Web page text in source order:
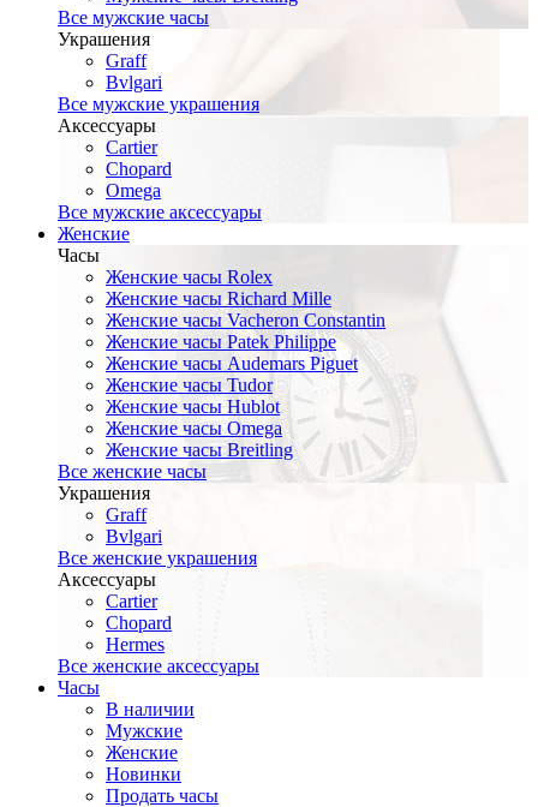
Все мужские часы
Украшения
Graff
Bvlgari
Все мужские украшения
Аксессуары
Cartier
Chopard
Omega
Все мужские аксессуары
Женские
Часы
Женские часы Rolex
Женские часы Richard Mille
Женские часы Vacheron Constantin
Женские часы Patek Philippe
Женские часы Audemars Piguet
Женские часы Tudor
Женские часы Hublot
Женские часы Omega
Женские часы Breitling
Все женские часы
Украшения
Graff
Bvlgari
Все женские украшения
Аксессуары
Cartier
Chopard
Hermes
Все женские аксессуары
Часы
В наличии
Мужские
Женские
Новинки
Продать часы